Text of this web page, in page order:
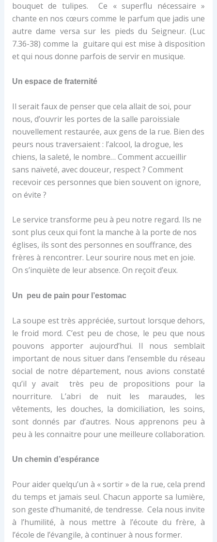
bouquet de tulipes. Ce « superflu nécessaire »
chante en nos cœurs comme le parfum que jadis une
autre dame versa sur les pieds du Seigneur. (Luc
7.36-38) comme la guitare qui est mise à disposition
et qui nous donne parfois de servir en musique.
Un espace de fraternité
Il serait faux de penser que cela allait de soi, pour
nous, d’ouvrir les portes de la salle paroissiale
nouvellement restaurée, aux gens de la rue. Bien des
peurs nous traversaient : l’alcool, la drogue, les
chiens, la saleté, le nombre… Comment accueillir
sans naïveté, avec douceur, respect ? Comment
recevoir ces personnes que bien souvent on ignore,
on évite ?
Le service transforme peu à peu notre regard. Ils ne
sont plus ceux qui font la manche à la porte de nos
églises, ils sont des personnes en souffrance, des
frères à rencontrer. Leur sourire nous met en joie.
On s’inquiète de leur absence. On reçoit d’eux.
Un peu de pain pour l’estomac
La soupe est très appréciée, surtout lorsque dehors,
le froid mord. C’est peu de chose, le peu que nous
pouvons apporter aujourd’hui. Il nous semblait
important de nous situer dans l’ensemble du réseau
social de notre département, nous avions constaté
qu’il y avait très peu de propositions pour la
nourriture. L’abri de nuit les maraudes, les
vêtements, les douches, la domiciliation, les soins,
sont donnés par d’autres. Nous apprenons peu à
peu à les connaitre pour une meilleure collaboration.
Un chemin d’espérance
Pour aider quelqu’un à « sortir » de la rue, cela prend
du temps et jamais seul. Chacun apporte sa lumière,
son geste d’humanité, de tendresse. Cela nous invite
à l’humilité, à nous mettre à l’écoute du frère, à
l’école de l’évangile, à continuer à nous former.